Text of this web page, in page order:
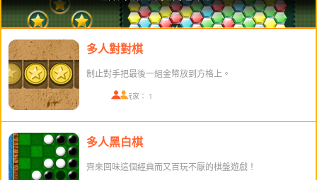
多人對對棋
制止對手把最後一組金幣放到方格上。
在線玩家： 1
多人黑白棋
齊來回味這個經典而又百玩不厭的棋盤遊戲！